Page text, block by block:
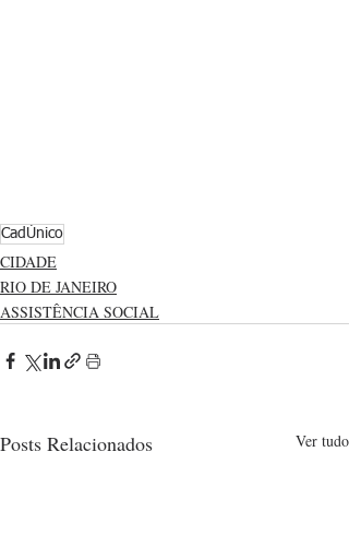
CadÚnico
CIDADE
RIO DE JANEIRO
ASSISTÊNCIA SOCIAL
Posts Relacionados Ver tudo